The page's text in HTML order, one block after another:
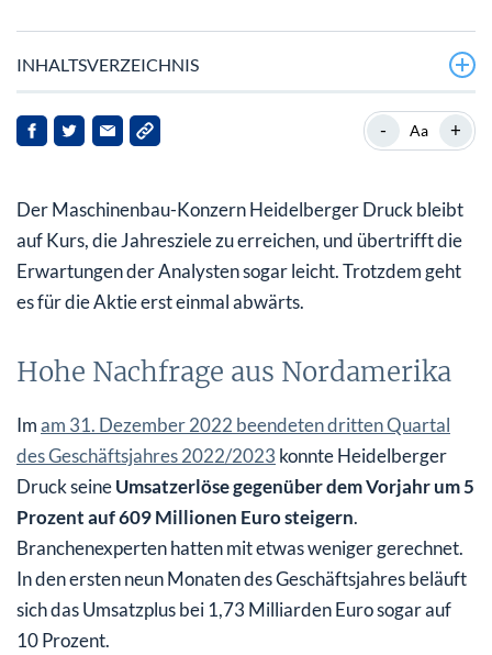
INHALTSVERZEICHNIS
Hohe Nachfrage aus Nordamerika
Operativer Gewinn durch Einmaleffekt beeinträchtigt
Zuversichtlicher Ausblick wegen stabiler
Auftragseingänge
- Aa +
Der Maschinenbau-Konzern Heidelberger Druck bleibt
auf Kurs, die Jahresziele zu erreichen, und übertrifft die
Erwartungen der Analysten sogar leicht. Trotzdem geht
es für die Aktie erst einmal abwärts.
Hohe Nachfrage aus Nordamerika
Imam 31. Dezember 2022 beendeten dritten Quartal
des Geschäftsjahres 2022/2023 konnte Heidelberger
Druck seineUmsatzerlöse gegenüber dem Vorjahr um 5
Prozent auf 609 Millionen Euro steigern.
Branchenexperten hatten mit etwas weniger gerechnet.
In den ersten neun Monaten des Geschäftsjahres beläuft
sich das Umsatzplus bei 1,73 Milliarden Euro sogar auf
10 Prozent.